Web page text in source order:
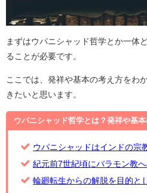
まずはウパニシャッド哲学とか一体
ることが必要です。
ここでは、発祥や基本の考え方をわ
きたいと思います。
ウパニシャッド哲学とは？発祥や基
ウパニシャッドはインドの宗
紀元前7世紀頃にバラモン教
輪廻転生からの解脱を目的と